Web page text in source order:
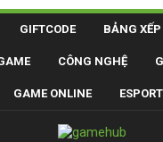
GIFTCODE BẢNG
CÔNG NGHỆ
GAME ONLINE